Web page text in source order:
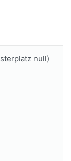
null)